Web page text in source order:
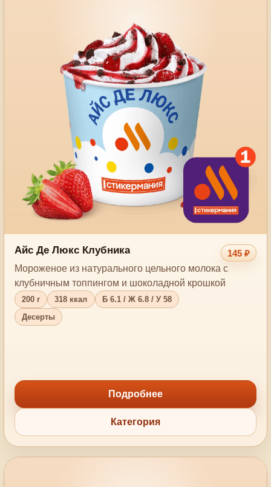
Айс Де Люкс Клубника
145 ₽
Мороженое из натурального цельного молока с
клубничным топпингом и шоколадной крошкой
200 г 318 ккал
Б 6.1 / Ж 6.8 / У 58
Десерты
Подробнее
Категория